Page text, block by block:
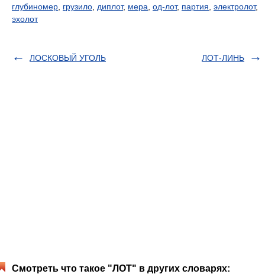
глубиномер грузило диплот, мера од-лот, партия электролот,
эхолот
ЛОСКОВЫЙ УГОЛЬ ЛОТ-ЛИНЬ
Смотреть что такое "ЛОТ" в других словарях: